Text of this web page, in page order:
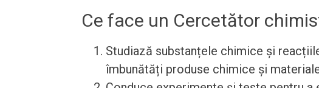
Ce face un Cercetător
Studiază substanțele chimice și
îmbunătăți produse chimice și